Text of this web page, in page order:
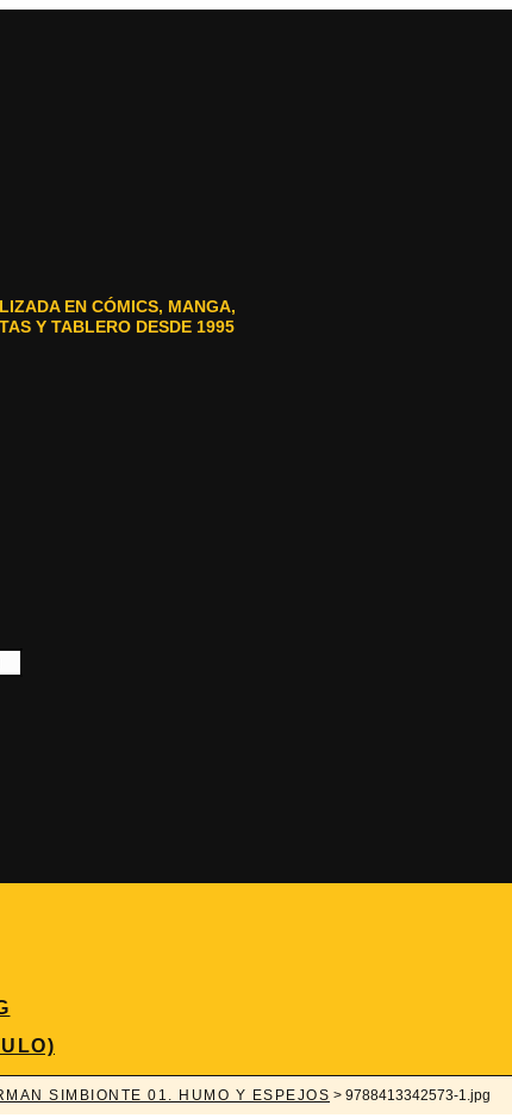
EN CÓMICS, MANGA,
Y TABLERO DESDE 1995
SIMBIONTE 01. HUMO Y ESPEJOS > 9788413342573-1.jpg